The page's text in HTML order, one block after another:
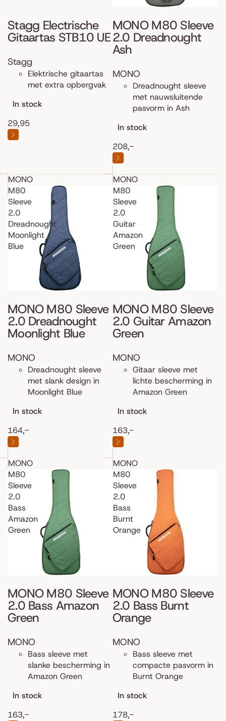
Stagg Electrische
Gitaartas STB10 UE
Stagg
Elektrische gitaartas
met extra opbergvak
In stock
29,95
MONO M80 Sleeve
2.0 Dreadnought
Ash
MONO
Dreadnought sleeve
met nauwsluitende
pasvorm in Ash
In stock
208,-
MONO
M80
Sleeve
2.0
Dreadnought
Moonlight
Blue
MONO M80 Sleeve
2.0 Dreadnought
Moonlight Blue
MONO
Dreadnought sleeve
met slank design in
Moonlight Blue
In stock
164,-
MONO
M80
Sleeve
2.0
Guitar
Amazon
Green
MONO M80 Sleeve
2.0 Guitar Amazon
Green
MONO
Gitaar sleeve met
lichte bescherming in
Amazon Green
In stock
163,-
MONO
M80
Sleeve
2.0
Bass
Amazon
Green
MONO M80 Sleeve
2.0 Bass Amazon
Green
MONO
Bass sleeve met
slanke bescherming in
Amazon Green
In stock
163,-
MONO
M80
Sleeve
2.0
Bass
Burnt
Orange
MONO M80 Sleeve
2.0 Bass Burnt
Orange
MONO
Bass sleeve met
compacte pasvorm in
Burnt Orange
In stock
178,-